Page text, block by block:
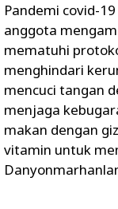
Pandemi covid-
anggota
mematuhi
menghindari
mencuci tangan
menjaga
makan dengan
vitamin untuk